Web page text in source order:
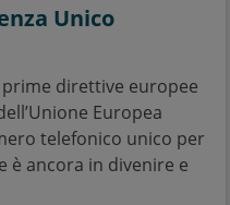
Unico
direttive europee
Europea
telefonico unico per
è ancora in divenire e